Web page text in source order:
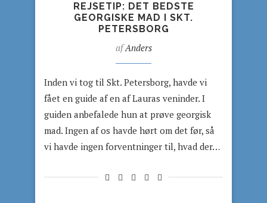
REJSETIP: DET BEDSTE
GEORGISKE MAD I SKT.
PETERSBORG
afAnders
Inden vi tog til Skt. Petersborg, havde vi
fået en guide af en af Lauras veninder. I
guiden anbefalede hun at prøve georgisk
mad. Ingen af os havde hørt om det før, så
vi havde ingen forventninger til, hvad der…